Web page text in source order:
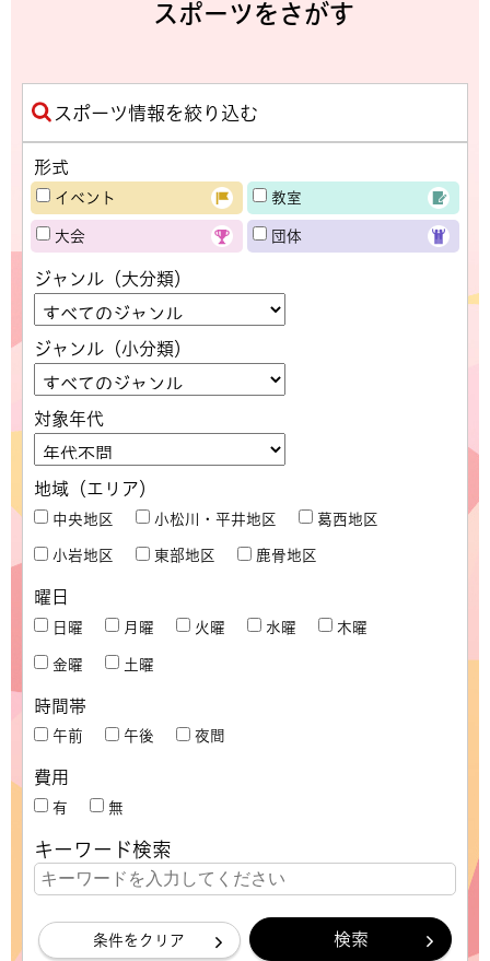
スポーツをさがす
スポーツ情報を絞り込む
形式
イベント 教室
大会 団体
ジャンル（大分類）
ジャンル（小分類）
対象年代
地域（エリア）
中央地区 小松川・平井地区 葛西地区
小岩地区 東部地区 鹿骨地区
曜日
日曜 月曜 火曜 水曜 木曜
金曜 土曜
時間帯
午前 午後 夜間
費用
有 無
キーワード検索
条件をクリア